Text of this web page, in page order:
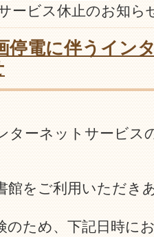
ービス休止のお知ら
停電に伴うイン
ターネットサービス
館をご利用いただき
のため、下記日時に